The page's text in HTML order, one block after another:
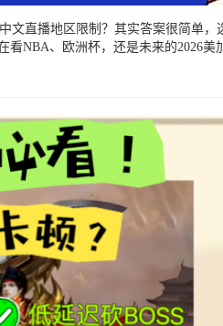
文直播地区限制？其实答案很简单，
NBA、欧洲杯，还是未来的2026美